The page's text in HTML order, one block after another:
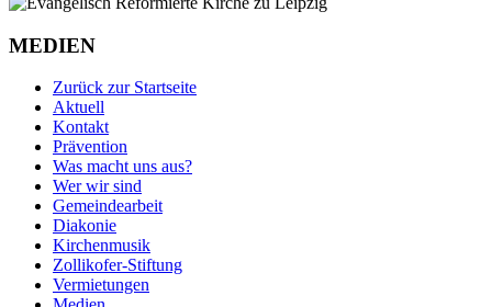
MEDIEN
Zurück zur Startseite
Aktuell
Kontakt
Prävention
Was macht uns aus?
Wer wir sind
Gemeindearbeit
Diakonie
Kirchenmusik
Zollikofer-Stiftung
Vermietungen